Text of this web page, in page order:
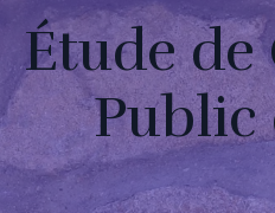
Étude de
Public